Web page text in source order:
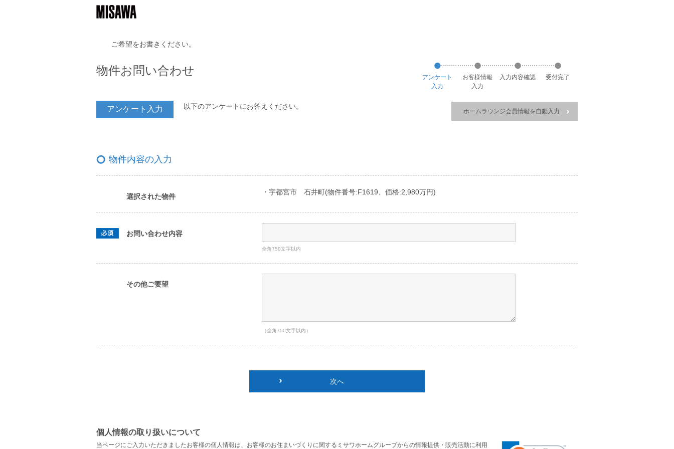
ご希望をお書きください。
物件お問い合わせ
アンケート
入力
お客様情報
入力
入力内容確認 受付完了
アンケート入力 以下のアンケートにお答えください。
ホームラウンジ会員情報を自動入力
物件内容の入力
選択された物件
・宇都宮市 石井町(物件番号:F1619、価格:2,980万円)
お問い合わせ内容
全角750文字以内
その他ご要望
（全角750文字以内）
次へ
個人情報の取り扱いについて
当ページにご入力いただきましたお客様の個人情報は、お客様のお住まいづくりに関するミサワホームグループからの情報提供・販売活動に利用